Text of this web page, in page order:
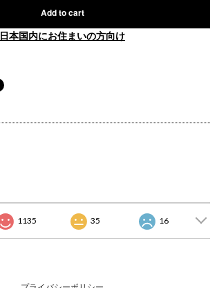
Add to cart
日本国内にお住まいの方向け
1135 35 16